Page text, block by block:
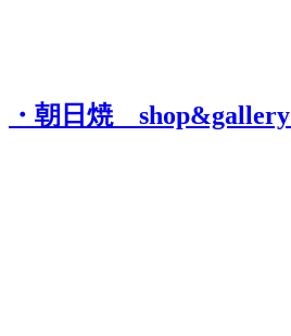
・朝日焼 shop&gallery